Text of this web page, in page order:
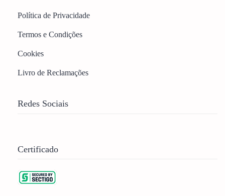
Política de Privacidade
Termos e Condições
Cookies
Livro de Reclamações
Redes Sociais
Certificado